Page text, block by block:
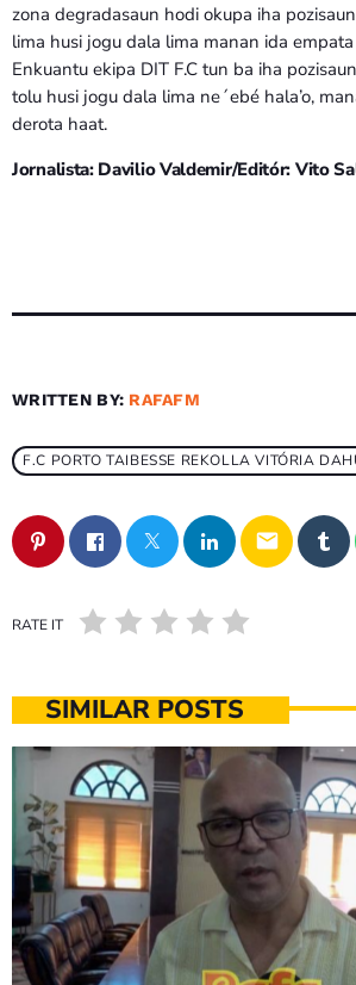
zona degradasaun hodi okupa iha
lima husi jogu dala lima manan ida
Enkuantu ekipa DIT F.C tun ba iha
tolu husi jogu dala lima ne´ebé hala’o,
derota haat.
Jornalista: Davilio Valdemir/Editór: Vito
WRITTEN BY: RAFAFM
F.C PORTO TAIBESSE REKOLLA VITÓRIA
email
RATE IT
SIMILAR POSTS